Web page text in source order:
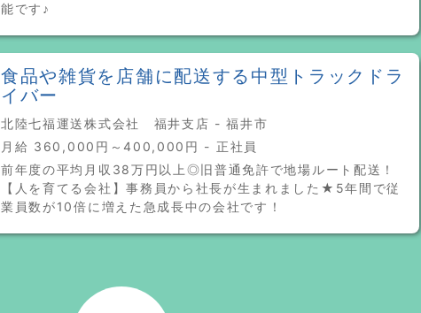
能です♪
食品や雑貨を店舗に配送する中型トラックドラ
イバー
北陸七福運送株式会社 福井支店 - 福井市
月給 360,000円～400,000円 - 正社員
前年度の平均月収38万円以上◎旧普通免許で地場ルート配送！
【人を育てる会社】事務員から社長が生まれました★5年間で従
業員数が10倍に増えた急成長中の会社です！